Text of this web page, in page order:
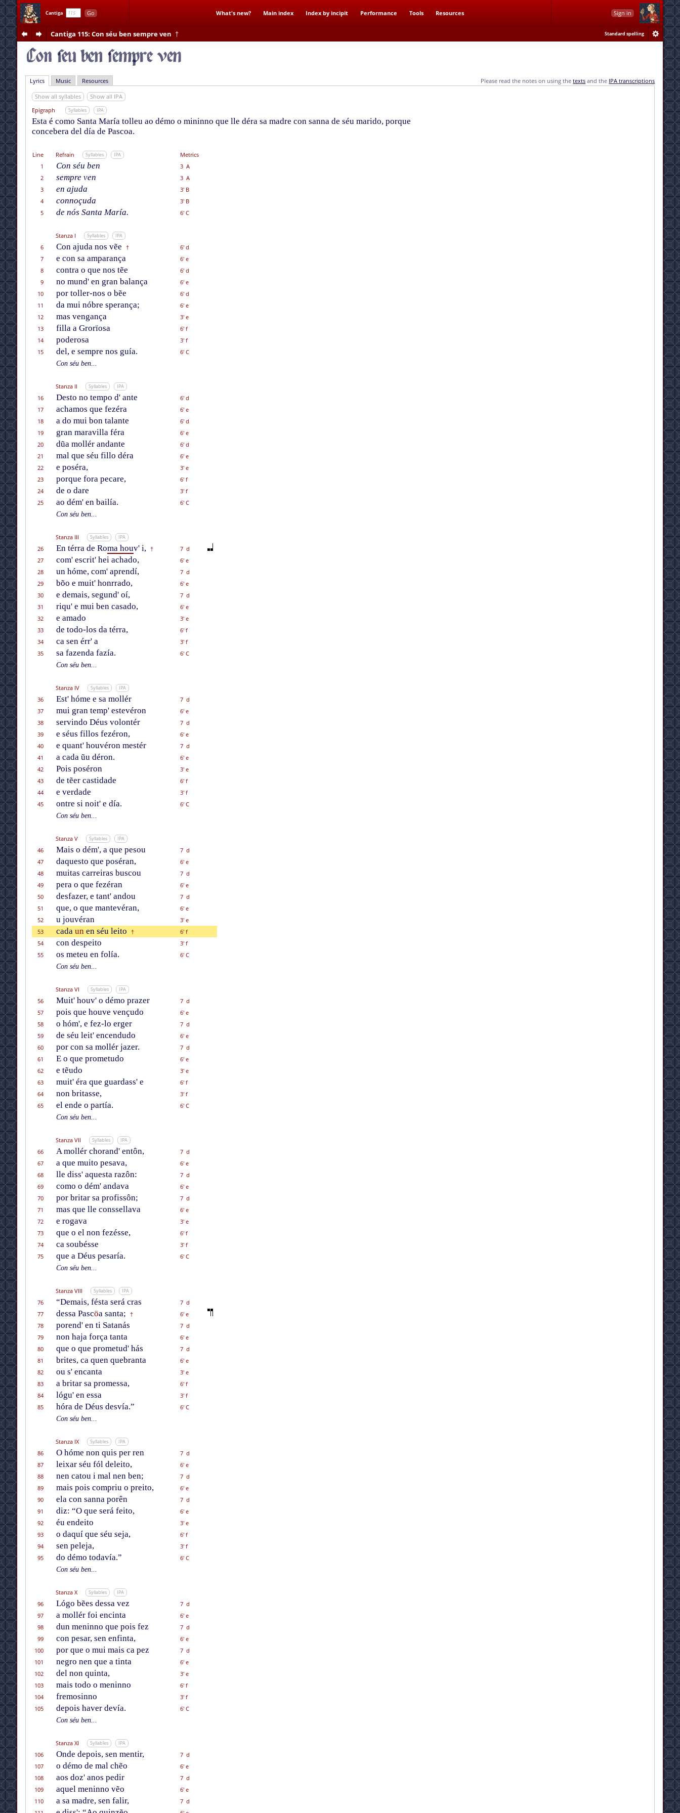
Cantiga Go What's new? Main index Index by incipit Performance Tools Resources Sign in
Cantiga 115: Con séu ben sempre ven † Standard spelling
Lyrics Music Resources Please read the notes on using thetexts and the IPA transcriptions
Show all syllables
Show all IPA
Epigraph
Syllables IPA
Esta é como Santa María tolleu ao démo o mininno que lle déra sa madre con sanna de séu marido, porque
concebera del día de Pascoa.
Line Refrain Syllables IPA
Metrics
1
Con séu ben
3 A
2
sempre ven
3 A
3
en ajuda
3' B
4
connoçuda
3' B
5
de nós Santa María. 6' C
Stanza I Syllables IPA
6 Con ajuda nos vẽe †
6' d
7
e con sa amparança
6' e
8
contra o que nos tẽe
6' d
9
no mund' en gran balança
6' e
10
por toller-nos o bẽe
6' d
11
da mui nóbre sperança;
6' e
12
mas vengança
3' e
13
filla a Grorïosa
6' f
14
poderosa
3' f
15
del, e sempre nos guía.
6' C
Con séu ben...
Stanza II Syllables IPA
16 Desto no tempo d' ante
6' d
17
achamos que fezéra
6' e
18
a do mui bon talante
6' d
19
gran maravilla féra
6' e
20
dũa mollér andante
6' d
21
mal que séu fillo déra
6' e
22
e poséra,
3' e
23
porque fora pecare,
6' f
24
de o dare
3' f
25
ao dém' en bailía.
6' C
Con séu ben...
Stanza III Syllables IPA
26 En térra de Roma houv' i, †
7 d
27
com' escrit' hei achado,
6' e
28
un hóme, com' aprendí,
7 d
29
bõo e muit' honrrado,
6' e
30
e demais, segund' oí,
7 d
31
riqu' e mui ben casado,
6' e
32
e amado
3' e
33
de todo-los da térra,
6' f
34
ca sen érr' a
3' f
35
sa fazenda fazía.
6' C
Con séu ben...
Stanza IV Syllables IPA
36 Est' hóme e sa mollér
7 d
37
mui gran temp' estevéron
6' e
38
servindo Déus volontér
7 d
39
e séus fillos fezéron,
6' e
40
e quant' houvéron mestér
7 d
41
a cada ũu déron.
6' e
42
Pois poséron
3' e
43
de tẽer castidade
6' f
44
e verdade
3' f
45
ontre si noit' e día.
6' C
Con séu ben...
Stanza V Syllables IPA
46 Mais o dém', a que pesou
7 d
47
daquesto que poséran,
6' e
48
muitas carreiras buscou
7 d
49
pera o que fezéran
6' e
50
desfazer, e tant' andou
7 d
51
que, o que mantevéran,
6' e
52
u jouvéran
3' e
53
cada unen séu leito †
6' f
54
con despeito
3' f
55
os meteu en folía.
6' C
Con séu ben...
Stanza VI Syllables IPA
56 Muit' houv' o démo prazer
7 d
57
pois que houve vençudo
6' e
58
o hóm', e fez-lo erger
7 d
59
de séu leit' encendudo
6' e
60
por con sa mollér jazer.
7 d
61
E o que prometudo
6' e
62
e tẽudo
3' e
63
muit' éra que guardass' e
6' f
64
non britasse,
3' f
65
el ende o partía.
6' C
Con séu ben...
Stanza VII Syllables IPA
66 A mollér chorand' entôn,
7 d
67
a que muito pesava,
6' e
68
lle diss' aquesta razôn:
7 d
69
como o dém' andava
6' e
70
por britar sa profissôn;
7 d
71
mas que lle conssellava
6' e
72
e rogava
3' e
73
que o el non fezésse,
6' f
74
ca soubésse
3' f
75
que a Déus pesaría.
6' C
Con séu ben...
Stanza VIII Syllables IPA
76 “Demais, fésta será cras
7 d
77
dessa Pascöa santa; †
6' e
78
porend' en ti Satanás
7 d
79
non haja força tanta
6' e
80
que o que prometud' hás
7 d
81
brites, ca quen quebranta
6' e
82
ou s' encanta
3' e
83
a britar sa promessa,
6' f
84
lógu' en essa
3' f
85
hóra de Déus desvía.”
6' C
Con séu ben...
Stanza IX Syllables IPA
86 O hóme non quis per ren
7 d
87
leixar séu fól deleito,
6' e
88
nen catou i mal nen ben;
7 d
89
mais pois compriu o preito,
6' e
90
ela con sanna porên
7 d
91
diz: “O que será feito,
6' e
92
éu endeito
3' e
93
o daquí que séu seja,
6' f
94
sen peleja,
3' f
95
do démo todavía.”
6' C
Con séu ben...
Stanza X Syllables IPA
96 Lógo bẽes dessa vez
7 d
97
a mollér foi encinta
6' e
98
dun meninno que pois fez
7 d
99
con pesar, sen enfinta,
6' e
100
por que o mui mais ca pez
7 d
101
negro nen que a tinta
6' e
102
del non quinta,
3' e
103
mais todo o meninno
6' f
104
fremosinno
3' f
105
depois haver devía.
6' C
Con séu ben...
Stanza XI Syllables IPA
106 Onde depois, sen mentir,
7 d
107
o démo de mal chẽo
6' e
108
aos doz' anos pedir
7 d
109
aquel meninno vẽo
6' e
110
a sa madre, sen falir,
7 d